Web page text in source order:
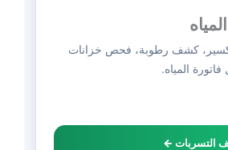
كشف رطوبة، فحص خزانات
المياه.
التسربات ←